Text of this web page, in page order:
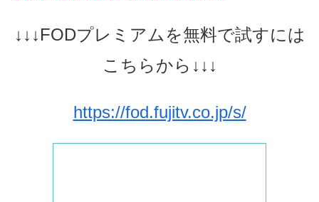
↓↓↓FODプレミアムを無料で試すには
こちらから↓↓↓
https://fod.fujitv.co.jp/s/